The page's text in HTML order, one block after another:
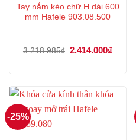
Tay nắm kéo chữ H dài 600
mm Hafele 903.08.500
3.218.985₫ Giá
2.414.000₫
-25%